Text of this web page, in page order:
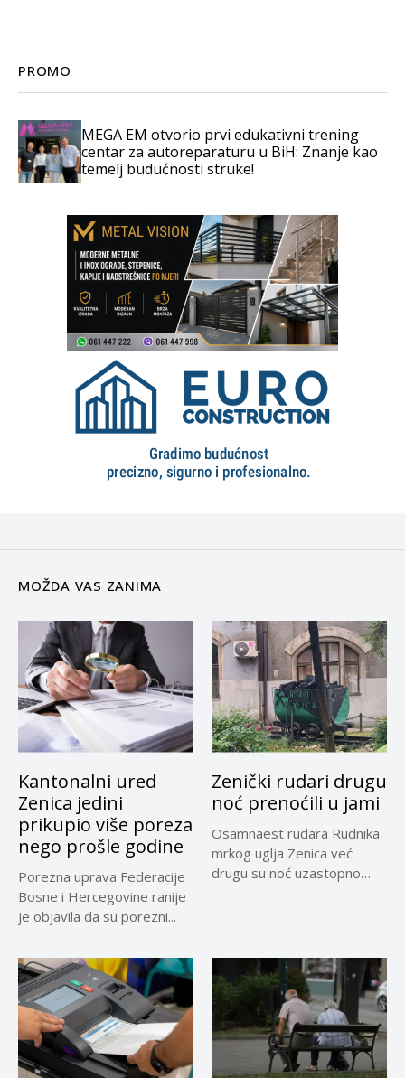
PROMO
MEGA EM otvorio prvi edukativni trening
centar za autoreparaturu u BiH: Znanje kao
temelj budućnosti struke!
MOŽDA VAS ZANIMA
Kantonalni ured
Zenica jedini
prikupio više poreza
nego prošle godine
Porezna uprava Federacije
Bosne i Hercegovine ranije
je objavila da su porezni...
Zenički rudari drugu
noć prenoćili u jami
Osamnaest rudara Rudnika
mrkog uglja Zenica već
drugu su noć uzastopno